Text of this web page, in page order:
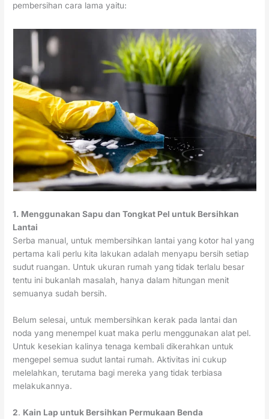
pembersihan cara lama yaitu:
1. Menggunakan Sapu dan Tongkat Pel untuk Bersihkan
Lantai
Serba manual, untuk membersihkan lantai yang kotor hal yang
pertama kali perlu kita lakukan adalah menyapu bersih setiap
sudut ruangan. Untuk ukuran rumah yang tidak terlalu besar
tentu ini bukanlah masalah, hanya dalam hitungan menit
semuanya sudah bersih.
Belum selesai, untuk membersihkan kerak pada lantai dan
noda yang menempel kuat maka perlu menggunakan alat pel.
Untuk kesekian kalinya tenaga kembali dikerahkan untuk
mengepel semua sudut lantai rumah. Aktivitas ini cukup
melelahkan, terutama bagi mereka yang tidak terbiasa
melakukannya.
2. Kain Lap untuk Bersihkan Permukaan Benda